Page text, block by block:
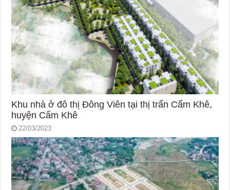
Khu nhà ở đô thị Đông Viên tại thị trấn Cẩm Khê,
huyện Cẩm Khê
22/03/2023